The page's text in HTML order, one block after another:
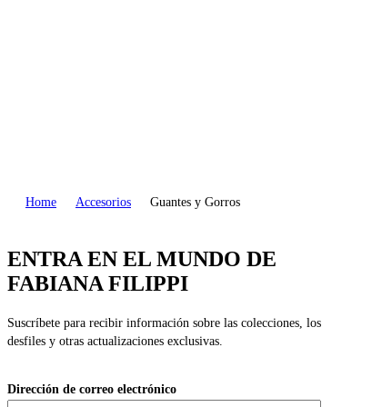
Home Accesorios Guantes y Gorros
ENTRA EN EL MUNDO DE
FABIANA FILIPPI
Suscríbete para recibir información sobre las colecciones, los
desfiles y otras actualizaciones exclusivas.
Dirección de correo electrónico